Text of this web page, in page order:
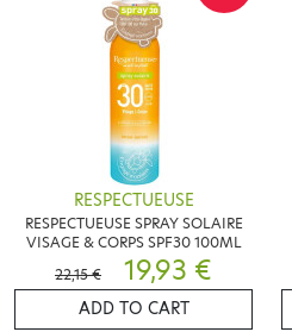
RESPECTUEUSE
RESPECTUEUSE SPRAY SOLAIRE
VISAGE & CORPS SPF30 100ML
22,15 €
19,93 €
ADD TO CART